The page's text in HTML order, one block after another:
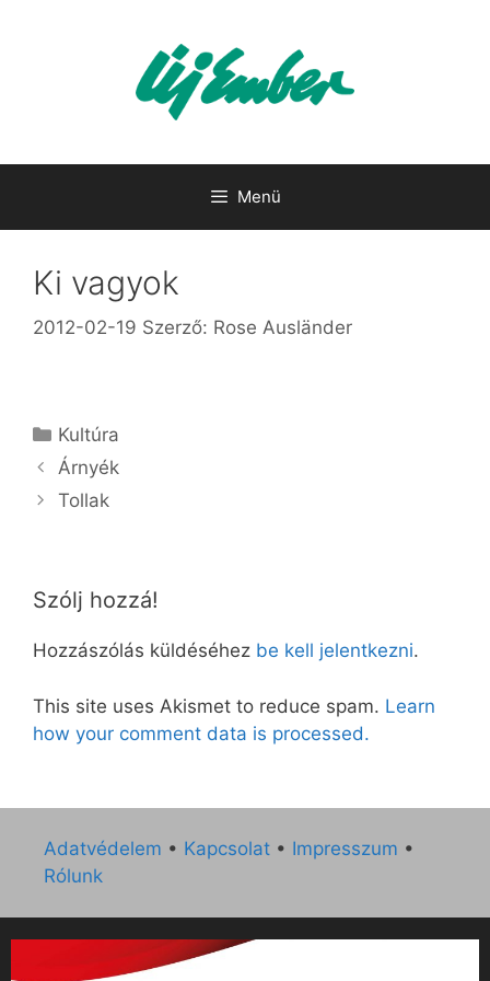
Menü
Ki vagyok
2012-02-19 Szerző: Rose Ausländer
Kategória
Kultúra
Árnyék
Tollak
Szólj hozzá!
Hozzászólás küldéséhez be kell jelentkezni.
This site uses Akismet to reduce spam. Learn
how your comment data is processed.
Adatvédelem • Kapcsolat • Impresszum •
Rólunk